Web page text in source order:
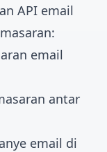
API email
email
antar
email di